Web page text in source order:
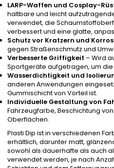
LARP-Waffen und Cosplay-
haltbare und leicht
verwendet, die
verbessert und eine glatte,
Schutz vor Kratzern und
gegen Straßenschmutz und
Verbesserte Griffigkeit – Wird
Sportgeräte aufgetragen, um
Wasserdichtigkeit und
anderen Anwendungen
Gummischicht von Vorteil ist.
Individuelle Gestaltung von
Fahrzeugfarbe, Beschichtung
Oberflächen.
Plasti Dip ist in verschiedenen
erhältlich, darunter matt,
sowohl als dauerhafte als auch
verwendet werden, je nach